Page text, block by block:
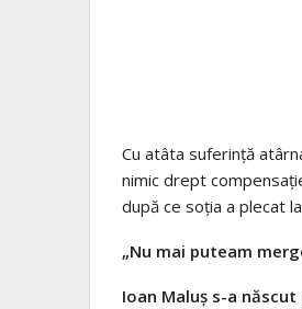
Cu atâta suferință
nimic drept
după ce soția a plecat
„Nu mai puteam
Ioan Maluș s-a